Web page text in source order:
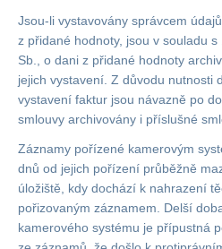
Jsou-li vystavovány správcem
z přidané hodnoty, jsou v souladu
Sb., o dani z přidané hodnoty
jejich vystavení. Z důvodu nutnosti
vystavení faktur jsou návazně po
smlouvy archivovány i příslušné
Záznamy pořízené kamerovým
dnů od jejich pořízení průběžně
úložiště, kdy dochází k nahrazení
pořizovaným záznamem. Delší
kamerového systému je přípustná